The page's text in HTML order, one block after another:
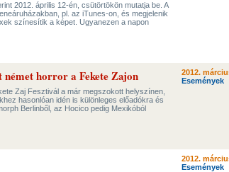
2012. április 12-én, csütörtökön mutatja be. A
pl. az iTunes-on, és megjelenik
színesítik a képet. Ugyanezen a napon
horror a Fekete Zajon
Zaj Fesztivál a már megszokott helyszínen,
hasonlóan idén is különleges előadókra és
Berlinből, az Hocico pedig Mexikóból
2012.
Események
2012.
Események